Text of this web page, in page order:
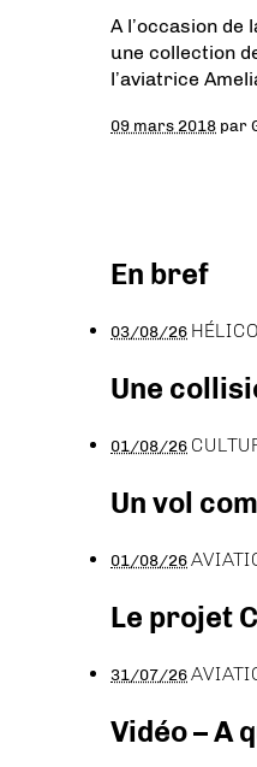
A l’occasion
une collection
l’aviatrice
09 mars 2018 par
En bref
03/08/26
Une
01/08/26
Un vol
01/08/26
Le projet
31/07/26
Vidéo – A